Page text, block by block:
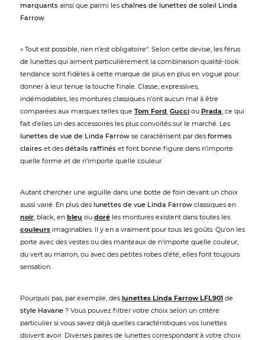
marquants ainsi que parmi les chaînes de lunettes de soleil Linda
Farrow
« Tout est possible, rien n’est obligatoire“. Selon cette devise, les férus
de lunettes qui aiment particulièrement la combinaison qualité-look
tendance sont fidèles à cette marque de plus en plus en vogue pour
donner à leur tenue la touche finale. Classe, expressives,
indémodables, les montures classiques n’ont aucun mal à être
comparées aux marques telles que Tom Ford Gucci ou Prada , ce qui
fait d’elles un des accessoires les plus convoités sur le marché. Les
lunettes de vue de Linda Farrow se caractérisent par des formes
claires et des détails raffinés et font bonne figure dans n’importe
quelle forme et de n’importe quelle couleur.
Autant chercher une aiguille dans une botte de foin devant un choix
aussi varié. En plus des lunettes de vue Linda Farrow classiques en
noir , black, en bleu ou doré les montures existent dans toutes les
couleurs imaginables. Il y en a vraiment pour tous les goûts. Qu'on les
porte avec des vestes ou des manteaux de n'importe quelle couleur,
du vert au marron, ou avec des petites robes d'été, elles font toujours
sensation.
Pourquoi pas, par exemple, des lunettes Linda Farrow LFL901 de
style Havane ? Vous pouvez filtrer votre choix selon un critère
particulier si vous savez déjà quelles caractéristiques vos lunettes
doivent avoir. Diverses paires de lunettes correspondant à votre choix